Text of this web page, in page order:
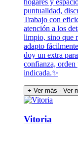
hogares y
puntualidad,
Trabajo con
atención a los
limpio, sino que
adapto
doy un extra
confianza, orden
indicada.✨
+ Ver más - Ver
Vitoria